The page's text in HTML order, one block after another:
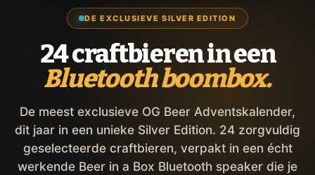
DE EXCLUSIEVE SILVER EDITION
24 craftbieren in een
Bluetooth boombox.
De meest exclusieve OG Beer Adventskalender,
dit jaar in een unieke Silver Edition. 24 zorgvuldig
geselecteerde craftbieren, verpakt in een écht
werkende Beer in a Box Bluetooth speaker die je